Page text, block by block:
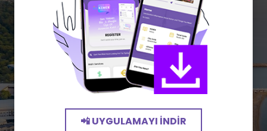
📲 UYGULAMAYI İNDIR